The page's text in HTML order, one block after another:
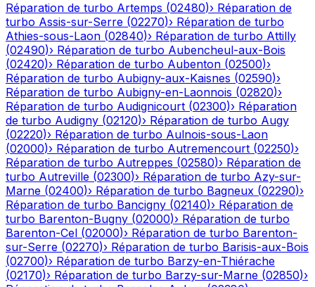
Réparation de turbo Artemps (02480)› Réparation de
turbo Assis-sur-Serre (02270)› Réparation de turbo
Athies-sous-Laon (02840)› Réparation de turbo Attilly
(02490)› Réparation de turbo Aubencheul-aux-Bois
(02420)› Réparation de turbo Aubenton (02500)›
Réparation de turbo Aubigny-aux-Kaisnes (02590)›
Réparation de turbo Aubigny-en-Laonnois (02820)›
Réparation de turbo Audignicourt (02300)› Réparation
de turbo Audigny (02120)› Réparation de turbo Augy
(02220)› Réparation de turbo Aulnois-sous-Laon
(02000)› Réparation de turbo Autremencourt (02250)›
Réparation de turbo Autreppes (02580)› Réparation de
turbo Autreville (02300)› Réparation de turbo Azy-sur-
Marne (02400)› Réparation de turbo Bagneux (02290)›
Réparation de turbo Bancigny (02140)› Réparation de
turbo Barenton-Bugny (02000)› Réparation de turbo
Barenton-Cel (02000)› Réparation de turbo Barenton-
sur-Serre (02270)› Réparation de turbo Barisis-aux-Bois
(02700)› Réparation de turbo Barzy-en-Thiérache
(02170)› Réparation de turbo Barzy-sur-Marne (02850)›